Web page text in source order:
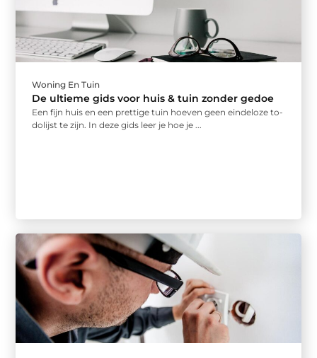
Woning En Tuin
De ultieme gids voor huis & tuin zonder gedoe
Een fijn huis en een prettige tuin hoeven geen eindeloze to-
dolijst te zijn. In deze gids leer je hoe je ...